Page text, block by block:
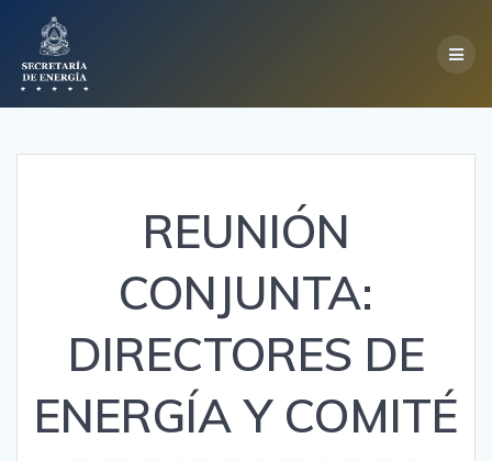
REUNIÓN
CONJUNTA:
DIRECTORES DE
ENERGÍA Y COMITÉ